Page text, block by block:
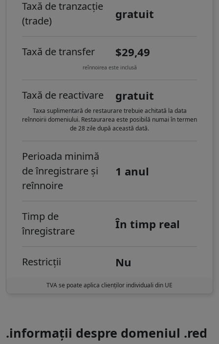
Taxă de tranzacție
(trade)
gratuit
Taxă de transfer $29,49
reînnoirea este inclusă
Taxă de reactivare gratuit
Taxa suplimentară de restaurare trebuie achitată la data
reînnoirii domeniului. Restaurarea este posibilă numai în termen
de 28 zile după această dată.
Perioada minimă
de înregistrare și
reînnoire
1 anul
Timp de
înregistrare
În timp real
Restricții Nu
TVA se poate aplica clienților individuali din UE
.informații despre domeniul .red